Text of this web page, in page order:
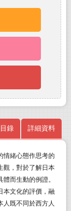
錄 詳細資料
緒心態作思考的
觀，對於了解日本
而生動的例證。
本文化的評價，融
人既不同於西方人